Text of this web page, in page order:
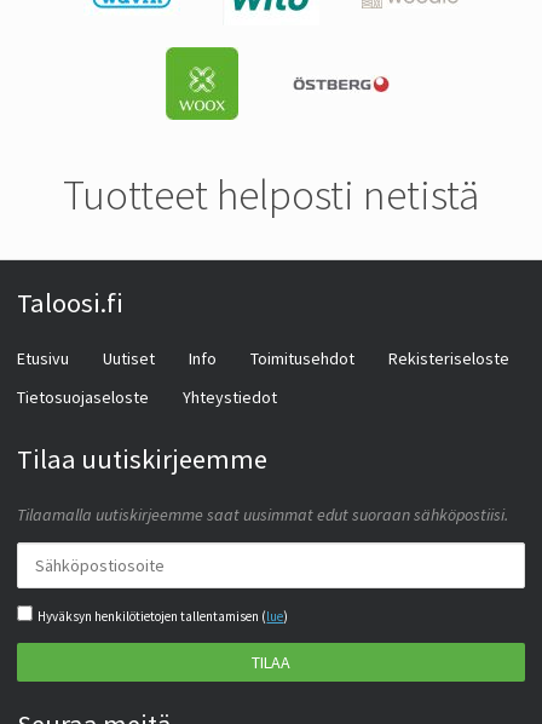
Tuotteet helposti netistä
Taloosi.fi
Etusivu Uutiset Info Toimitusehdot
Rekisteriseloste
Tietosuojaseloste
Yhteystiedot
Tilaa uutiskirjeemme
Tilaamalla uutiskirjeemme saat uusimmat edut suoraan sähköpostiisi.
Hyväksyn henkilötietojen tallentamisen (lue)
TILAA